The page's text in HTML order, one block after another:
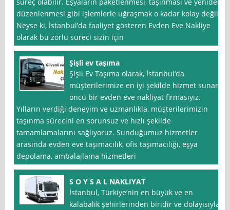
düzenlenmesi gibi işlemlerle uğraşmak o kadar kolay değil.
Neyse ki, İstanbul’da faaliyet gösteren Evden Eve Nakliye
olarak bu zorlu süreci sizin için
Şişli ev taşıma
Şişli Ev Taşıma olarak, İstanbul‘da
müşterilerimize en iyi şekilde hizmet sunan
öncü bir evden eve nakliyat firmasıyız.
Yılların verdiği deneyim ve uzmanlıkla, müşterilerimizin
taşınma sürecini en sorunsuz ve hızlı şekilde
tamamlamalarını sağlıyoruz. Sunduğumuz hizmetler
arasında evden eve taşımacılık, ofis taşımacılığı, eşya
depolama, ambalajlama hizmetleri
S O Y S A L NAKLIYAT
İstanbul, Türkiye’nin en büyük ve en
kalabalık şehirlerinden biridir ve dolayısıyla